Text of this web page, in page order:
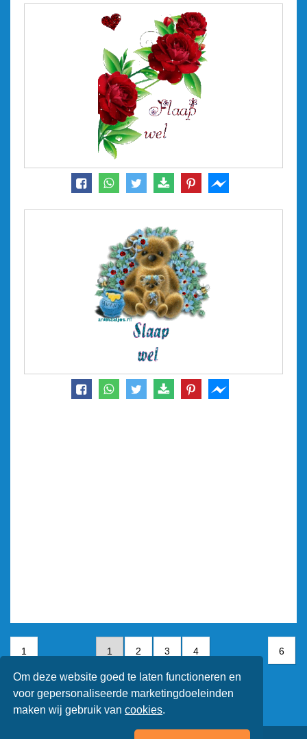
Om deze website goed te laten functioneren en
voor gepersonaliseerde marketingdoeleinden
maken wij gebruik vancookies.
1 1 2 3 4 6